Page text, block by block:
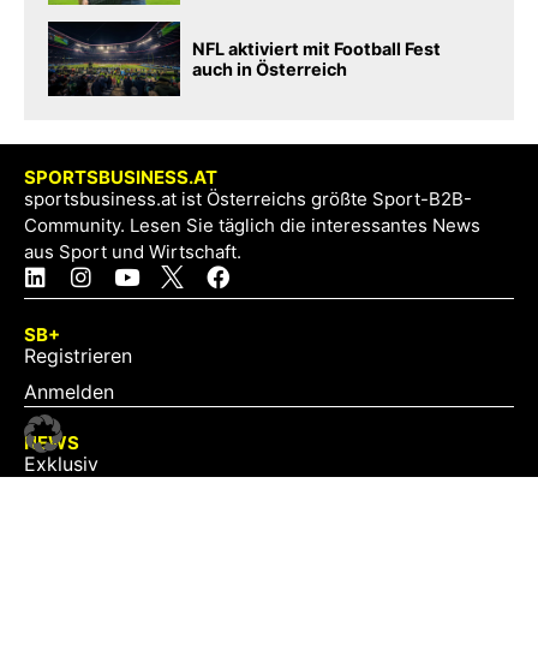
NFL aktiviert mit Football Fest
auch in Österreich
SPORTSBUSINESS.AT
sportsbusiness.at ist Österreichs größte Sport-B2B-
Community. Lesen Sie täglich die interessantes News
aus Sport und Wirtschaft.
SB+
Registrieren
Anmelden
NEWS
Exklusiv